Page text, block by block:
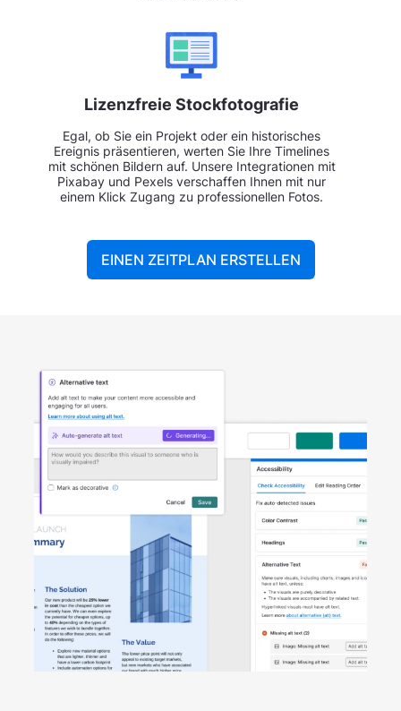
Lizenzfreie Stockfotografie
Egal, ob Sie ein Projekt oder ein historisches
Ereignis präsentieren, werten Sie Ihre Timelines
mit schönen Bildern auf. Unsere Integrationen mit
Pixabay und Pexels verschaffen Ihnen mit nur
einem Klick Zugang zu professionellen Fotos.
EINEN ZEITPLAN ERSTELLEN